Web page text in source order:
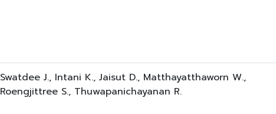
Swatdee J., Intani K., Jaisut D., Matthayatthaworn W.,
Roengjittree S., Thuwapanichayanan R.